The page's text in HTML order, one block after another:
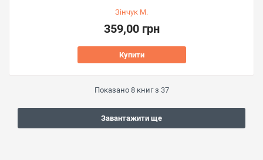
Зінчук М.
359,00 грн
Купити
Показано 8книг з 37
Завантажити ще